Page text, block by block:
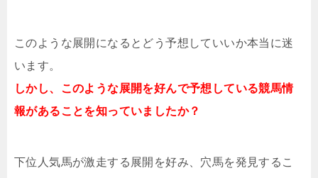
このような展開になるとどう予想していいか本当に迷
います。
しかし、このような展開を好んで予想している競馬情
報があることを知っていましたか？
下位人気馬が激走する展開を好み、穴馬を発見するこ